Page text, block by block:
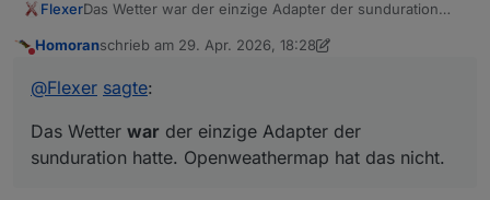
FlexerDas Wetter war der einzige Adapter der sunduration
Homoranschrieb am 29. Apr. 2026, 18:28
zuletzt editiert von Homoran
@Flexer sagte:
Das Wetter war der einzige Adapter der
sunduration hatte. Openweathermap hat das nicht.